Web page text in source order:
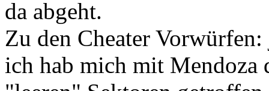
da abgeht.
Zu den Cheater
ich hab mich mit Mendoza